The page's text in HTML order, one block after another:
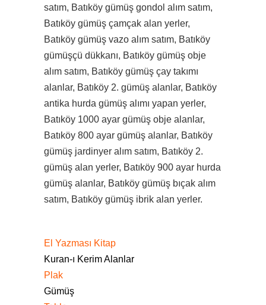
satım, Batıköy gümüş gondol alım satım,
Batıköy gümüş çamçak alan yerler,
Batıköy gümüş vazo alım satım, Batıköy
gümüşçü dükkanı, Batıköy gümüş obje
alım satım, Batıköy gümüş çay takımı
alanlar, Batıköy 2. gümüş alanlar, Batıköy
antika hurda gümüş alımı yapan yerler,
Batıköy 1000 ayar gümüş obje alanlar,
Batıköy 800 ayar gümüş alanlar, Batıköy
gümüş jardinyer alım satım, Batıköy 2.
gümüş alan yerler, Batıköy 900 ayar hurda
gümüş alanlar, Batıköy gümüş bıçak alım
satım, Batıköy gümüş ibrik alan yerler.
El Yazması Kitap
Kuran-ı Kerim Alanlar
Plak
Gümüş